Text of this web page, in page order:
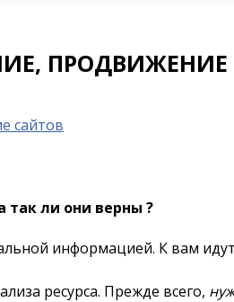
ПРОДВИЖЕНИЕ
сайтов
так ли они верны ?
информацией. К вам
ресурса. Прежде всего,